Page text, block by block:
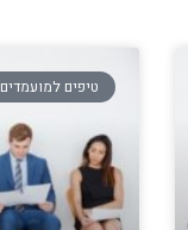
טיפים למועמדים